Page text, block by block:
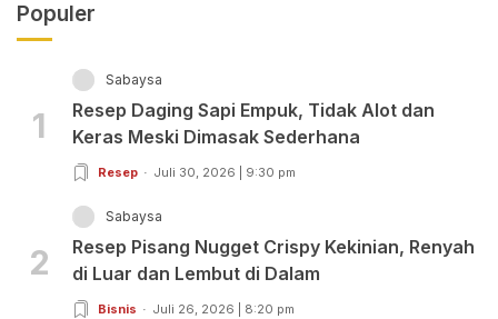
Populer
1
Sabaysa
Resep Daging Sapi Empuk, Tidak Alot dan
Keras Meski Dimasak Sederhana
Resep Juli 30, 2026 | 9:30 pm
2
Sabaysa
Resep Pisang Nugget Crispy Kekinian, Renyah
di Luar dan Lembut di Dalam
Bisnis Juli 26, 2026 | 8:20 pm